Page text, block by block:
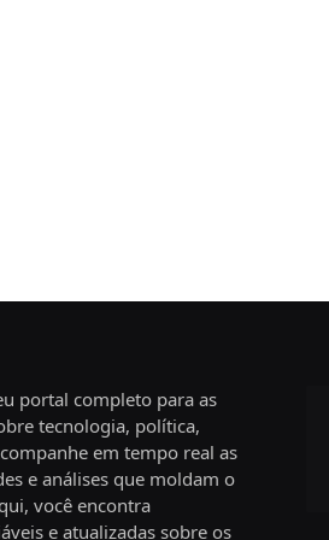
portal completo para as
tecnologia, política,
em tempo real as
e análises que moldam o
você encontra
e atualizadas sobre os